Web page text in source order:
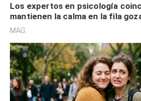
Los expertos en psicología
mantienen la calma en la fila
cognitiva, gratitud y no solo
MAG.